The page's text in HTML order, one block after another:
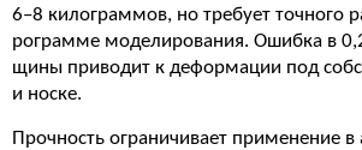
6–8 килограммов, но требует точного
рограмме моделирования. Ошибка в
щины приводит к деформации под
и носке.
Прочность ограничивает применение в